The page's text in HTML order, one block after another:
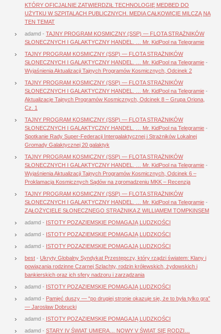
KTÓRY OFICJALNIE ZATWIERDZIŁ TECHNOLOGIĘ MEDBED DO
UŻYTKU W SZPITALACH PUBLICZNYCH. MEDIA CAŁKOWICIE MILCZĄ NA
TEN TEMAT
adamd - TAJNY PROGRAM KOSMICZNY (SSP) — FLOTA STRAŻNIKÓW
SŁONECZNYCH I GALAKTYCZNY HANDEL. … Mr. KidPool na Telegramie
TAJNY PROGRAM KOSMICZNY (SSP) — FLOTA STRAŻNIKÓW
SŁONECZNYCH I GALAKTYCZNY HANDEL. … Mr. KidPool na Telegramie -
Wyjaśnienia Aktualizacji Tajnych Programów Kosmicznych, Odcinek 2
TAJNY PROGRAM KOSMICZNY (SSP) — FLOTA STRAŻNIKÓW
SŁONECZNYCH I GALAKTYCZNY HANDEL. … Mr. KidPool na Telegramie -
Aktualizacje Tajnych Programów Kosmicznych, Odcinek 8 – Grupa Oriona,
Cz. 1
TAJNY PROGRAM KOSMICZNY (SSP) — FLOTA STRAŻNIKÓW
SŁONECZNYCH I GALAKTYCZNY HANDEL. … Mr. KidPool na Telegramie -
Spotkanie Rady Super-Federacji Intergalaktycznej i Strażników Lokalnej
Gromady Galaktycznej 20 galaktyk
TAJNY PROGRAM KOSMICZNY (SSP) — FLOTA STRAŻNIKÓW
SŁONECZNYCH I GALAKTYCZNY HANDEL. … Mr. KidPool na Telegramie -
Wyjaśnienia Aktualizacji Tajnych Programów Kosmicznych, Odcinek 6 –
Proklamacja Kosmicznych Sądów na zgromadzeniu MKK – Recenzja
TAJNY PROGRAM KOSMICZNY (SSP) — FLOTA STRAŻNIKÓW
SŁONECZNYCH I GALAKTYCZNY HANDEL. … Mr. KidPool na Telegramie -
ZAŁOŻYCIELE SŁONECZNEGO STRAŻNIKA Z WILLIAMEM TOMPKINSEM
adamd - ISTOTY POZAZIEMSKIE POMAGAJĄ LUDZKOŚCI
adamd - ISTOTY POZAZIEMSKIE POMAGAJĄ LUDZKOŚCI
adamd - ISTOTY POZAZIEMSKIE POMAGAJĄ LUDZKOŚCI
best - Ukryty Globalny Syndykat Przestępczy, który rządzi światem: Klany i
powiązania rodzinne Czarnej Szlachty, rodzin królewskich, żydowskich i
bankierskich oraz ich sfery nadzoru i zarządzania
adamd - ISTOTY POZAZIEMSKIE POMAGAJĄ LUDZKOŚCI
adamd - Pamięć duszy — “po drugiej stronie okazuje się, że to była tylko gra”
— Jarosław Dobrucki
adamd - ISTOTY POZAZIEMSKIE POMAGAJĄ LUDZKOŚCI
adamd - STARY IV ŚWIAT UMIERA… NOWY V ŚWIAT SIĘ RODZI…